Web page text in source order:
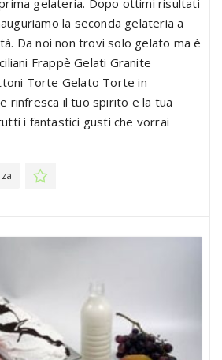
gelateria. Dopo ottimi risultati
la seconda gelateria a
Da noi non trovi solo gelato ma è
Frappè Gelati Granite
Torte Gelato Torte in
rinfresca il tuo spirito e la tua
i fantastici gusti che vorrai